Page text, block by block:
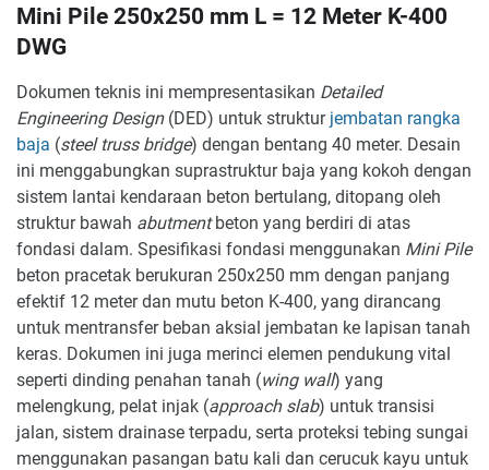
Mini Pile 250x250 mm L = 12 Meter K-400
DWG
Dokumen teknis ini mempresentasikan Detailed
Engineering Design(DED) untuk struktur jembatan rangka
baja (steel truss bridge) dengan bentang 40 meter. Desain
ini menggabungkan suprastruktur baja yang kokoh dengan
sistem lantai kendaraan beton bertulang, ditopang oleh
struktur bawah abutmentbeton yang berdiri di atas
fondasi dalam. Spesifikasi fondasi menggunakan Mini Pile
beton pracetak berukuran 250x250 mm dengan panjang
efektif 12 meter dan mutu beton K-400, yang dirancang
untuk mentransfer beban aksial jembatan ke lapisan tanah
keras. Dokumen ini juga merinci elemen pendukung vital
seperti dinding penahan tanah (wing wall) yang
melengkung, pelat injak (approach slab) untuk transisi
jalan, sistem drainase terpadu, serta proteksi tebing sungai
menggunakan pasangan batu kali dan cerucuk kayu untuk